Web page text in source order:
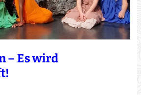
– Es wird